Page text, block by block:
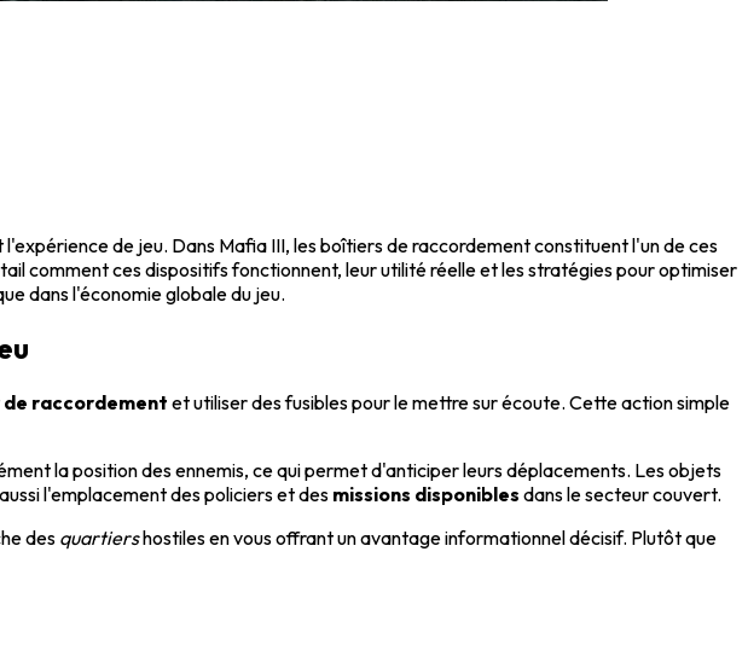
de jeu. Dans Mafia III, les boîtiers de raccordement constituent l'un de ces
comment ces dispositifs fonctionnent, leur utilité réelle et les stratégies pour optimiser
dans l'économie globale du jeu.
raccordement et utiliser des fusibles pour le mettre sur écoute. Cette action simple
la position des ennemis, ce qui permet d'anticiper leurs déplacements. Les objets
l'emplacement des policiers et des missions disponibles dans le secteur couvert.
des quartiershostiles en vous offrant un avantage informationnel décisif. Plutôt que